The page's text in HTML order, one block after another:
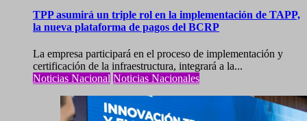
TPP asumirá un triple rol en la implementación de TAPP,
la nueva plataforma de pagos del BCRP
La empresa participará en el proceso de implementación y
certificación de la infraestructura, integrará a la...
Noticias Nacional Noticias Nacionales